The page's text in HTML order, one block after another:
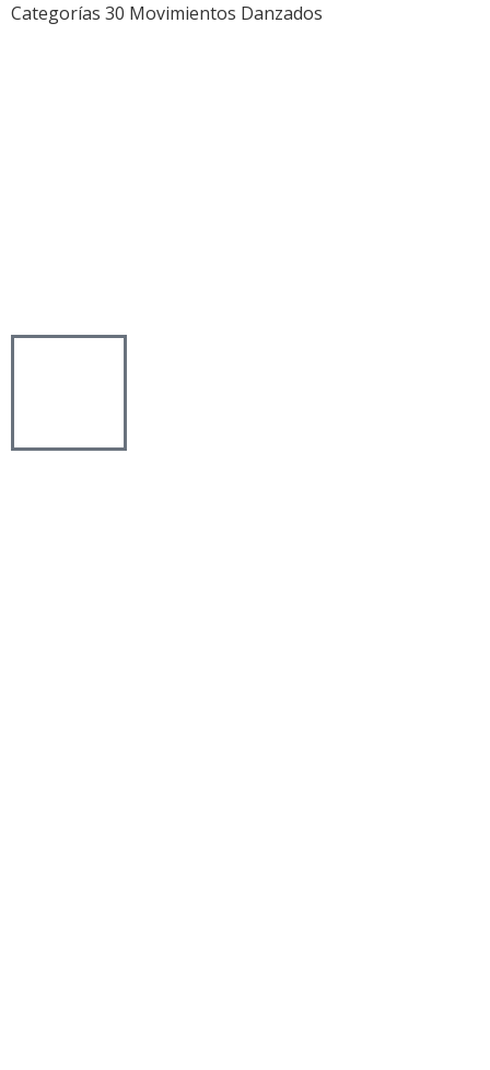
Categorías 30 Movimientos Danzados